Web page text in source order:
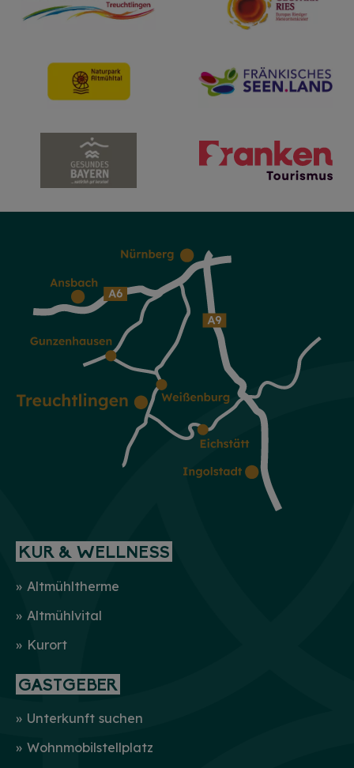
KUR & WELLNESS
Altmühltherme
Altmühlvital
Kurort
GASTGEBER
Unterkunft suchen
Wohnmobilstellplatz